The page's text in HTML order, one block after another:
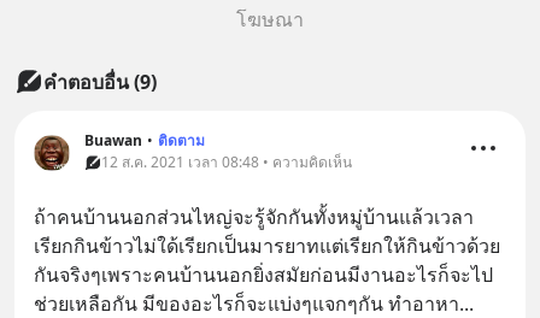
โฆษณา
คำตอบอื่น(9)
Buawan • ติดตาม
12 ส.ค. 2021 เวลา 08:48 • ความคิดเห็น
ถ้าคนบ้านนอกส่วนไหญ่จะรู้จักกันทั้งหมู่บ้านแล้วเวลา
เรียกกินข้าวไม่ใด้เรียกเป็นมารยาทแต่เรียกให้กินข้าวด้วย
กันจริงๆเพราะคนบ้านนอกยิ่งสมัยก่อนมีงานอะไรก็จะไป
ช่วยเหลือกัน มีของอะไรก็จะแบ่งๆแจกๆกัน ทำอาหา...